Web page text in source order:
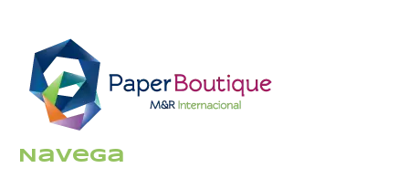
Navega